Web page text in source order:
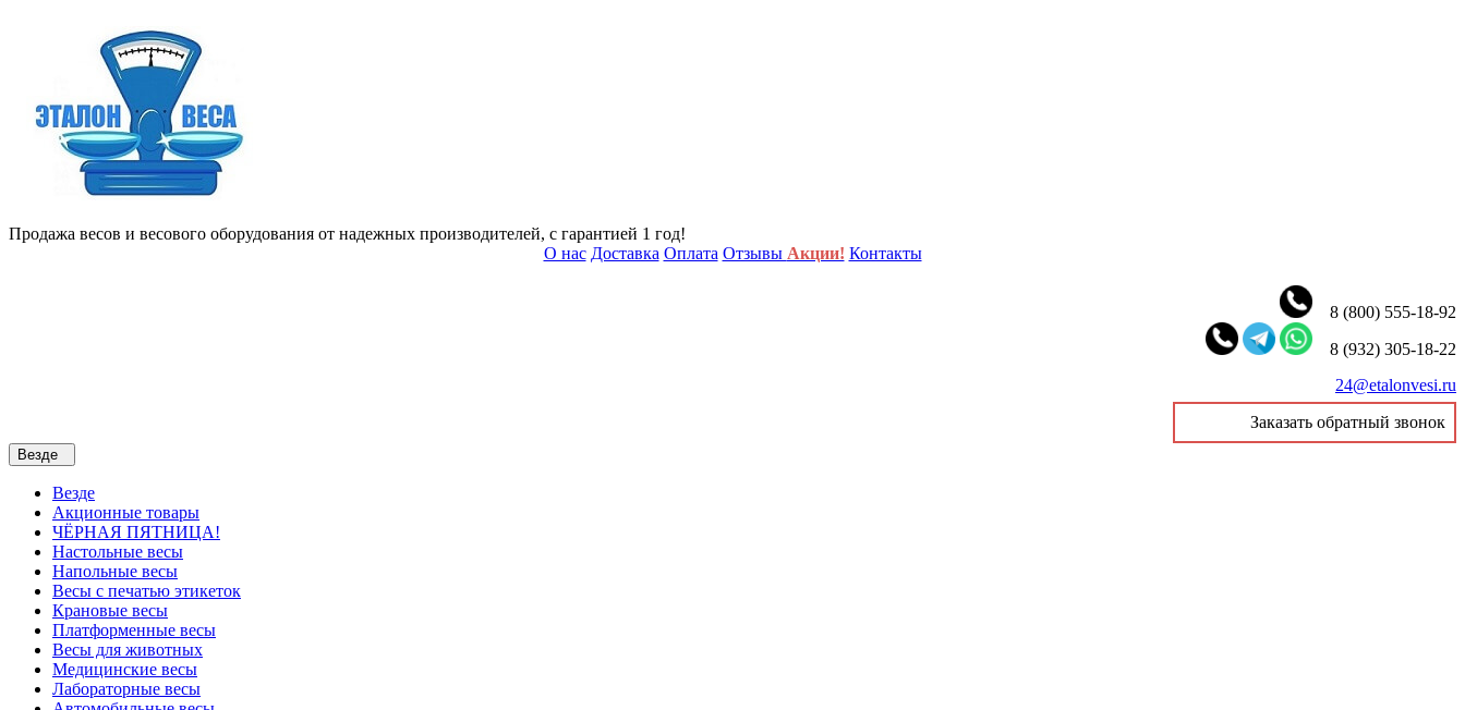
Продажа весов и весового оборудования от надежных производителей, с гарантией 1 год!
О нас Доставка Оплата Отзывы Акции! Контакты
8 (800) 555-18-92
8 (932) 305-18-22
24@etalonvesi.ru
Заказать обратный звонок
Везде
Везде
Акционные товары
ЧЁРНАЯ ПЯТНИЦА!
Настольные весы
Напольные весы
Весы с печатью этикеток
Крановые весы
Платформенные весы
Весы для животных
Медицинские весы
Лабораторные весы